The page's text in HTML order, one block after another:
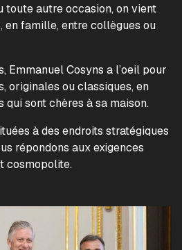
toute autre occasion, on vient
en famille, entre collègues ou
Emmanuel Cosyns a l’oeil pour
originales ou classiques, en
sont chères à sa maison.
à des endroits stratégiques
répondons aux exigences
cosmopolite.